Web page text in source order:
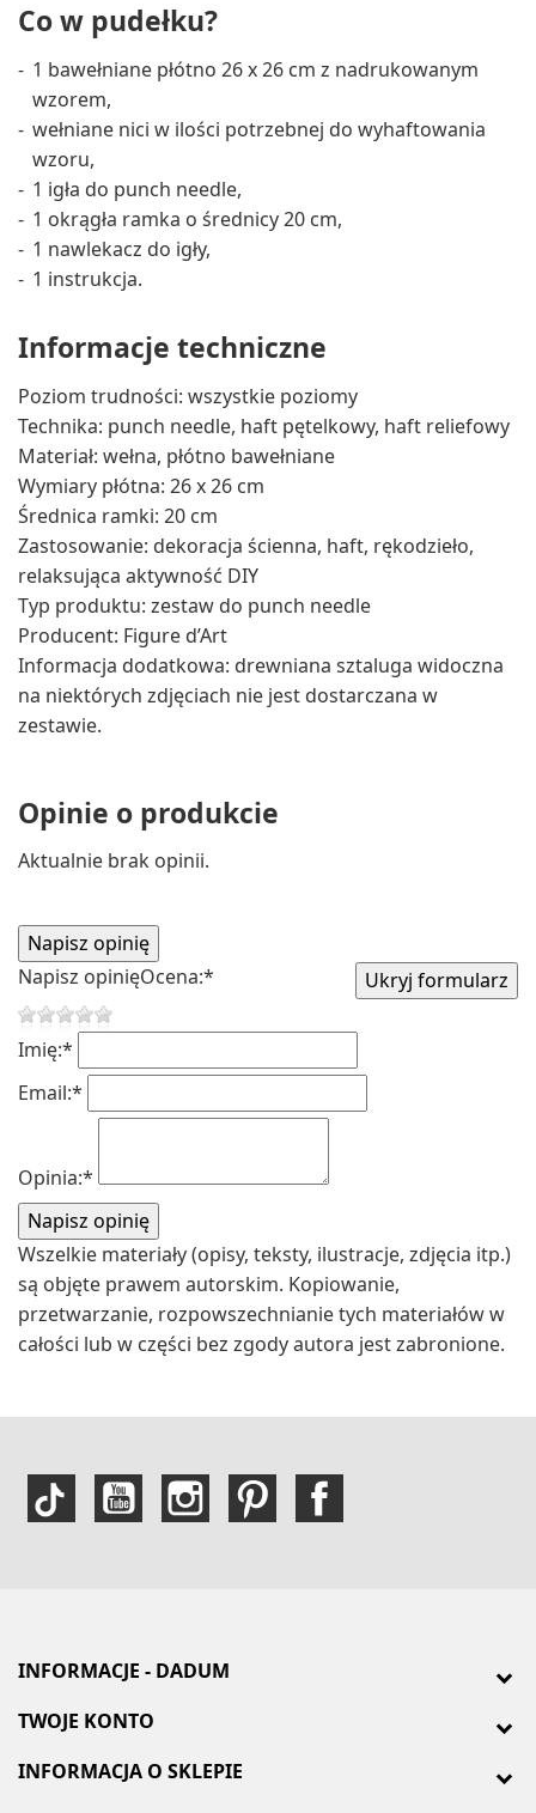
Co w pudełku?
1 bawełniane płótno 26 x 26 cm z nadrukowanym
wzorem,
wełniane nici w ilości potrzebnej do wyhaftowania
wzoru,
1 igła do punch needle,
1 okrągła ramka o średnicy 20 cm,
1 nawlekacz do igły,
1 instrukcja.
Informacje techniczne
Poziom trudności: wszystkie poziomy
Technika: punch needle, haft pętelkowy, haft reliefowy
Materiał: wełna, płótno bawełniane
Wymiary płótna: 26 x 26 cm
Średnica ramki: 20 cm
Zastosowanie: dekoracja ścienna, haft, rękodzieło,
relaksująca aktywność DIY
Typ produktu: zestaw do punch needle
Producent: Figure d’Art
Informacja dodatkowa: drewniana sztaluga widoczna
na niektórych zdjęciach nie jest dostarczana w
zestawie.
Opinie o produkcie
Aktualnie brak opinii.
Napisz opinięOcena:*
Imię:*
Email:*
Opinia:*
Wszelkie materiały (opisy, teksty, ilustracje, zdjęcia itp.)
są objęte prawem autorskim. Kopiowanie,
przetwarzanie, rozpowszechnianie tych materiałów w
całości lub w części bez zgody autora jest zabronione.
INFORMACJE - DADUM
TWOJE KONTO
INFORMACJA O SKLEPIE